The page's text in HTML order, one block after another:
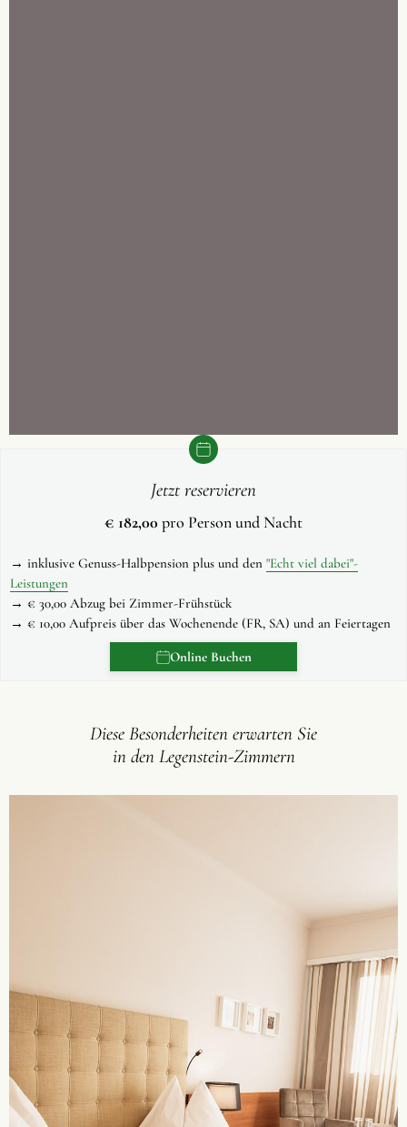
Jetzt reservieren
€ 182,00 pro Person und Nacht
→ inklusive Genuss-Halbpension plus und den "Echt viel dabei"-
Leistungen
→ € 30,00 Abzug bei Zimmer-Frühstück
→ € 10,00 Aufpreis über das Wochenende (FR, SA) und an Feiertagen
Online Buchen
Diese Besonderheiten erwarten Sie
in den Legenstein-Zimmern